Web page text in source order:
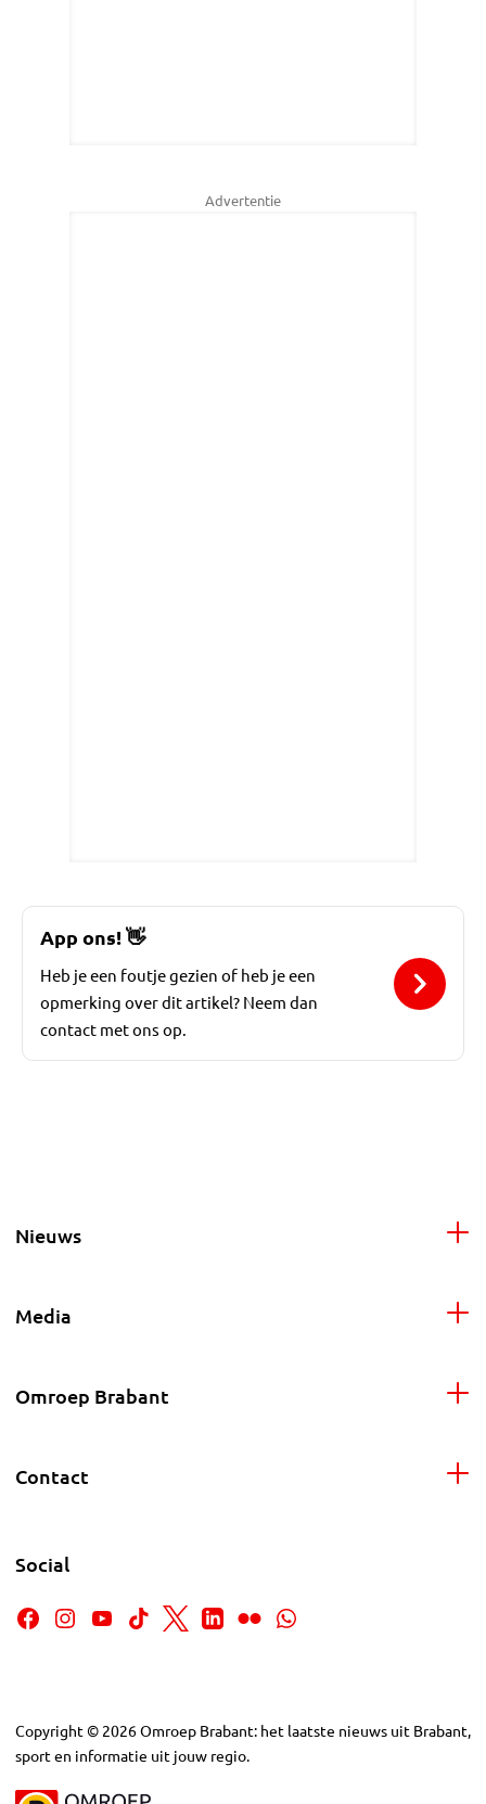
Advertentie
App ons!👋
Heb je een foutje gezien of heb je een
opmerking over dit artikel? Neem dan
contact met ons op.
Nieuws
Media
Omroep Brabant
Contact
Social
Copyright © 2026Omroep Brabant: het laatste nieuws uit Brabant,
sport en informatie uit jouw regio.